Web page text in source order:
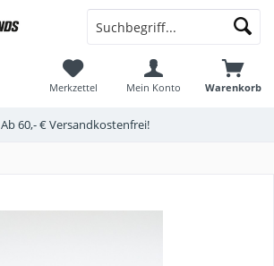
Ab 60,- € Versandkostenfrei!
Warenkorb
Merkzettel Mein Konto